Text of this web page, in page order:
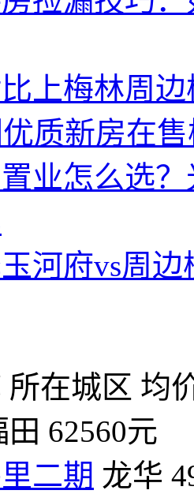
上梅林周
质新房在
业怎么选
河府vs周
所在城区 均
田 62560元
二期 龙华